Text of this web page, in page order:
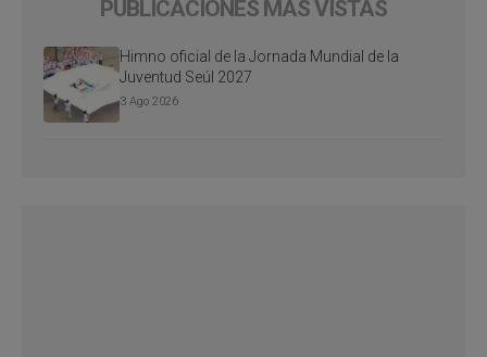
PUBLICACIONES MÁS VISTAS
Himno oficial de la Jornada Mundial de la
Juventud Seúl 2027
3 Ago 2026